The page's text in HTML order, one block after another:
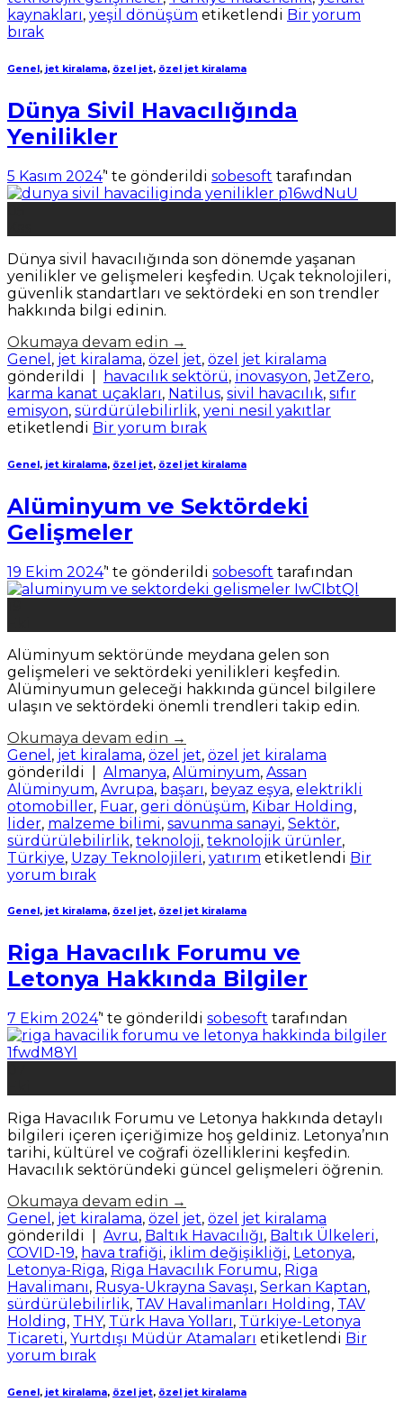
kaynakları, yeşil dönüşüm etiketlendi Bir yorum
bırak
Genel, jet kiralama, özel jet, özel jet kiralama
Dünya Sivil Havacılığında
Yenilikler
5 Kasım 2024’' te gönderildi sobesoft tarafından
Dünya sivil havacılığında son dönemde yaşanan
yenilikler ve gelişmeleri keşfedin. Uçak teknolojileri,
güvenlik standartları ve sektördeki en son trendler
hakkında bilgi edinin.
Okumaya devam edin →
Genel , jet kiralama, özel jet, özel jet kiralama
gönderildi
havacılık sektörü, inovasyon,JetZero,
karma kanat uçakları, Natilus, sivil havacılık, sıfır
emisyon, sürdürülebilirlik, yeni nesil yakıtlar
etiketlendi Bir yorum bırak
Genel, jet kiralama, özel jet, özel jet kiralama
Alüminyum ve Sektördeki
Gelişmeler
19 Ekim 2024’' te gönderildi sobesoft tarafından
Alüminyum sektöründe meydana gelen son
gelişmeleri ve sektördeki yenilikleri keşfedin.
Alüminyumun geleceği hakkında güncel bilgilere
ulaşın ve sektördeki önemli trendleri takip edin.
Okumaya devam edin →
Genel , jet kiralama, özel jet, özel jet kiralama
gönderildi
Almanya, Alüminyum, Assan
Alüminyum, Avrupa, başarı, beyaz eşya, elektrikli
otomobiller, Fuar, geri dönüşüm, Kibar Holding,
lider, malzeme bilimi, savunma sanayi, Sektör,
sürdürülebilirlik, teknoloji, teknolojik ürünler,
Türkiye, Uzay Teknolojileri, yatırım etiketlendi Bir
yorum bırak
Genel , jet kiralama, özel jet, özel jet kiralama
Riga Havacılık Forumu ve
Letonya Hakkında Bilgiler
7 Ekim 2024’' te gönderildi sobesoft tarafından
Riga Havacılık Forumu ve Letonya hakkında detaylı
bilgileri içeren içeriğimize hoş geldiniz. Letonya’nın
tarihi, kültürel ve coğrafi özelliklerini keşfedin.
Havacılık sektöründeki güncel gelişmeleri öğrenin.
Okumaya devam edin →
Genel , jet kiralama, özel jet, özel jet kiralama
gönderildi
Avru, Baltık Havacılığı, Baltık Ülkeleri,
COVID-19, hava trafiği, iklim değişikliği, Letonya,
Letonya-Riga, Riga Havacılık Forumu, Riga
Havalimanı, Rusya-Ukrayna Savaşı, Serkan Kaptan,
sürdürülebilirlik, TAV Havalimanları Holding, TAV
Holding, THY, Türk Hava Yolları, Türkiye-Letonya
Ticareti, Yurtdışı Müdür Atamaları etiketlendi Bir
yorum bırak
Genel , jet kiralama, özel jet, özel jet kiralama